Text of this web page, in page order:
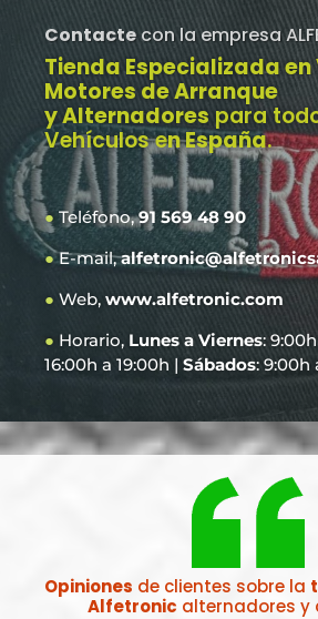
Contacte con la empresa
Tienda Especializada
Motores de Arranque
y Alternadores para
Vehículos en España.
●Teléfono,91 569 48 90
●E-mail,
● Web, www.alfetronic.com
● Horario, Lunes a Viernes:
16:00h a 19:00h | Sábados: 9:00h
Opiniones de clientes sobre la
Alfetronic alternadores y